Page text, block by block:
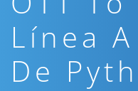
Línea
De